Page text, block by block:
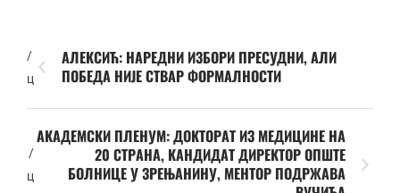
/
ц
АЛЕКСИЋ: НАРЕДНИ ИЗБОРИ ПРЕСУДНИ, АЛИ
ПОБЕДА НИЈЕ СТВАР ФОРМАЛНОСТИ
/
ц
АКАДЕМСКИ ПЛЕНУМ: ДОКТОРАТ ИЗ МЕДИЦИНЕ НА
20 СТРАНА, КАНДИДАТ ДИРЕКТОР ОПШТЕ
БОЛНИЦЕ У ЗРЕЊАНИНУ, МЕНТОР ПОДРЖАВА